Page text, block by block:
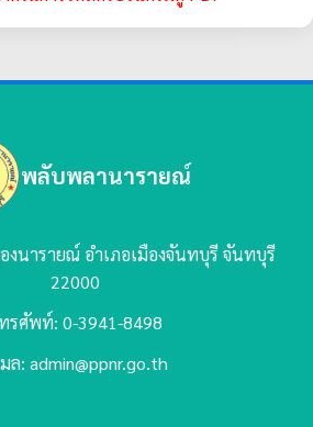
พลับพลานารายณ์
งนารายณ์ อำเภอเมืองจันทบุรี จันทบุรี
22000
รศัพท์: 0-3941-8498
ล: admin@ppnr.go.th